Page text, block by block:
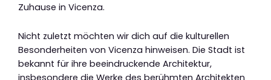
Zuhause in Vicenza.
Nicht zuletzt möchten wir dich auf die kulturellen
Besonderheiten von Vicenza hinweisen. Die Stadt ist
bekannt für ihre beeindruckende Architektur,